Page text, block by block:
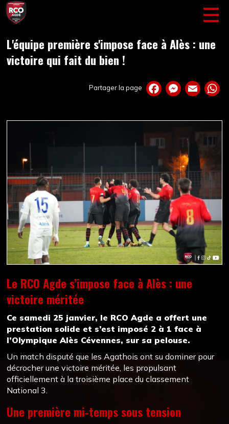
L'équipe première s'impose face à Alès : une
victoire qui fait du bien !
Partager la page
Le RCO Agde s’impose face à Alès : une
victoire méritée
Ce samedi 25 janvier, le RCO Agde a offert une
prestation solide et s’est imposé 2 à 1 face à
l’Olympique Alès Cévennes, sur sa pelouse.
Un match disputé que les Agathois ont su dominer pour
décrocher une victoire méritée, les propulsant
officiellement à la troisième place du classement
National 3.
Une première mi-temps sous tension